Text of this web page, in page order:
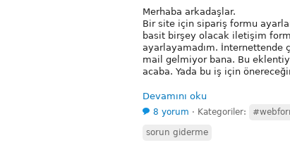
Merhaba arkadaşlar.
Bir site için sipariş formu
basit birşey olacak iletişim
ayarlayamadım. İnternettende
mail gelmiyor bana. Bu
acaba. Yada bu iş için
Devamını oku
8 yorum ⋅ Kategoriler:
sorun giderme